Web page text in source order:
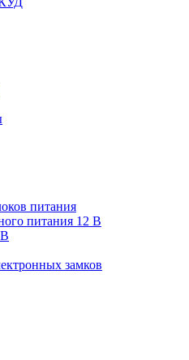
питания
питания 12 В
замков